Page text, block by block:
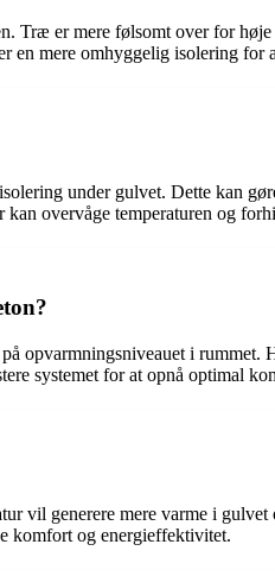
er mere følsomt over for
mere omhyggelig isolering for
under gulvet. Dette kan
overvåge temperaturen og
opvarmningsniveauet i
systemet for at opnå optimal
vil generere mere varme i
komfort og energieffektivitet.